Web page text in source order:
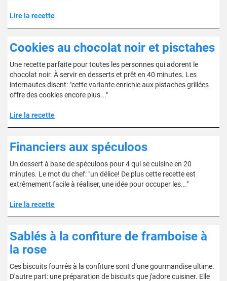
Lire la recette
Cookies au chocolat noir et pisctahes
Une recette parfaite pour toutes les personnes qui adorent le
chocolat noir. À servir en desserts et prêt en 40 minutes. Les
internautes disent: "cette variante enrichie aux pistaches grillées
offre des cookies encore plus..."
Lire la recette
Financiers aux spéculoos
Un dessert à base de spéculoos pour 4 qui se cuisine en 20
minutes. Le mot du chef: "un délice! De plus cette recette est
extrêmement facile à réaliser, une idée pour occuper les..."
Lire la recette
Sablés à la confiture de framboise à
la rose
Ces biscuits fourrés à la confiture sont d’une gourmandise ultime.
D'autre part: une préparation de biscuits que j'adore cuisiner. Elle